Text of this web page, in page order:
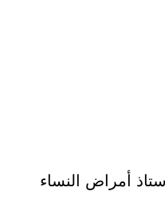
أمراض النساء